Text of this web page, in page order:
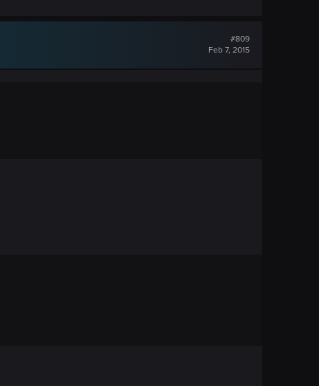
#809
Feb 7, 2015